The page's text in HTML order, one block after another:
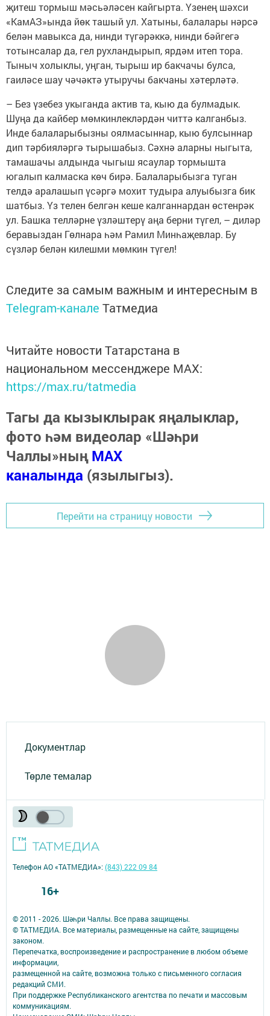
җитеш тормыш мәсьәләсен кайгырта. Үзенең шәхси
«КамАЗ»ында йөк ташый ул. Хатыны, балалары нәрсә
белән мавыкса да, нинди түгәрәккә, нинди бәйгегә
тотынсалар да, гел рухландырып, ярдәм итеп тора.
Тыныч холыклы, уңган, тырыш ир бакчачы булса,
гаиләсе шау чәчәктә утыручы бакчаны хәтерләтә.
– Без үзебез укыганда актив та, кыю да булмадык.
Шуңа да кайбер мөмкинлекләрдән читтә калганбыз.
Инде балаларыбызны оялмасыннар, кыю булсыннар
дип тәрбияләргә тырышабыз. Сәхнә аларны ныгыта,
тамашачы алдында чыгыш ясаулар тормышта
югалып калмаска көч бирә. Балаларыбызга туган
телдә аралашып үсәргә мохит тудыра алуыбызга бик
шатбыз. Үз телен белгән кеше калганнардан өстенрәк
ул. Башка телләрне үзләштерү аңа берни түгел, – диләр
беравыздан Гөлнара һәм Рамил Минһаҗевлар. Бу
сүзләр белән килешми мөмкин түгел!
Следите за самым важным и интересным в
Telegram-канале Татмедиа
Читайте новости Татарстана в
национальном мессенджере MАХ:
https://max.ru/tatmedia
Тагы да кызыклырак яңалыклар,
фото һәм видеолар «Шәһри
Чаллы»ныңMAX
каналында (язылыгыз).
Перейти на страницу новости
Документлар
Төрле темалар
© 2011 - 2026. Шәһри Чаллы. Все права защищены.
© ТАТМЕДИА. Все материалы, размещенные на сайте, защищены
законом.
Перепечатка, воспроизведение и распространение в любом объеме
информации,
размещенной на сайте, возможна только с письменного согласия
редакций СМИ.
При поддержке Республиканского агентства по печати и массовым
коммуникациям.
Телефон АО «ТАТМЕДИА»:(843) 222 09 84
16+